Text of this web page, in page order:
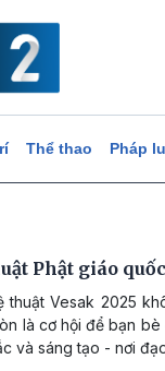
Thể thao Pháp
Phật giáo
thuật Vesak 2025
là cơ hội để bạn
và sáng tạo - nơi